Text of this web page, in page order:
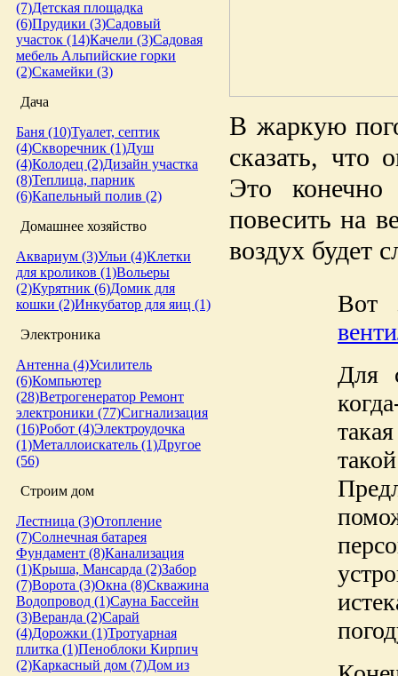
(7)Детская площадка
(6)Прудики (3)Садовый
участок (14)Качели (3)Садовая
мебель Альпийские горки
(2)Скамейки (3)
Дача
Баня (10)Туалет, септик
(4)Скворечник (1)Душ
(4)Колодец (2)Дизайн участка
(8)Теплица, парник
(6)Капельный полив (2)
Домашнее хозяйство
Аквариум (3)Ульи (4)Клетки
для кроликов (1)Вольеры
(2)Курятник (6)Домик для
кошки (2)Инкубатор для яиц (1)
Электроника
Антенна (4)Усилитель
(6)Компьютер
(28)Ветрогенератор Ремонт
электроники (77)Сигнализация
(16)Робот (4)Электроудочка
(1)Металлоискатель (1)Другое
(56)
Строим дом
Лестница (3)Отопление
(7)Солнечная батарея
Фундамент (8)Канализация
(1)Крыша, Мансарда (2)Забор
(7)Ворота (3)Окна (8)Скважина
Водопровод (1)Сауна Бассейн
(3)Веранда (2)Сарай
(4)Дорожки (1)Тротуарная
плитка (1)Пеноблоки Кирпич
(2)Каркасный дом (7)Дом из
В жаркую
сказать, что
Это
повесить на
воздух будет
Вот
Для